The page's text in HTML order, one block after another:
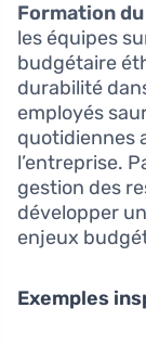
Formation
les équipes
budgétaire
durabilité
employés
quotidiennes
l’entreprise.
gestion des
développer
enjeux
Exemples